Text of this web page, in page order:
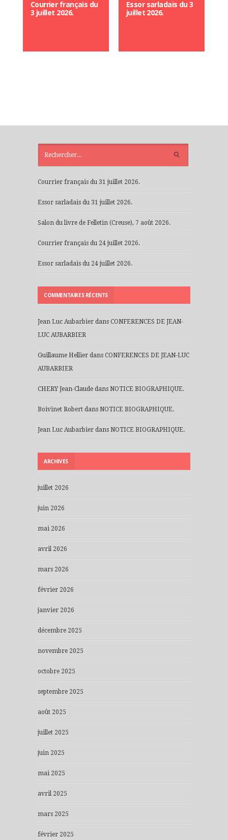
Courrier français du
3 juillet 2026.
Essor sarladais du 3
juillet 2026.
Courrier français du 31 juillet 2026.
Essor sarladais du 31 juillet 2026.
Salon du livre de Felletin (Creuse), 7 août 2026.
Courrier français du 24 juillet 2026.
Essor sarladais du 24 juillet 2026.
COMMENTAIRES RÉCENTS
Jean Luc Aubarbier dans CONFERENCES DE JEAN-
LUC AUBARBIER
Guillaume Hellier dans CONFERENCES DE JEAN-LUC
AUBARBIER
CHERY Jean-Claude dans NOTICE BIOGRAPHIQUE.
Boivinet Robert dans NOTICE BIOGRAPHIQUE.
Jean Luc Aubarbier dans NOTICE BIOGRAPHIQUE.
ARCHIVES
juillet 2026
juin 2026
mai 2026
avril 2026
mars 2026
février 2026
janvier 2026
décembre 2025
novembre 2025
octobre 2025
septembre 2025
août 2025
juillet 2025
juin 2025
mai 2025
avril 2025
mars 2025
février 2025